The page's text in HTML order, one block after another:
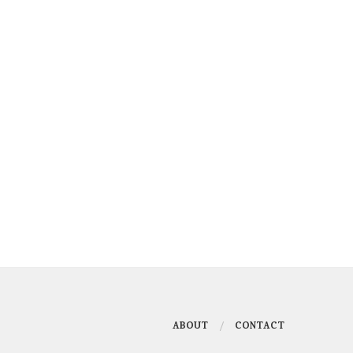
ABOUT CONTACT